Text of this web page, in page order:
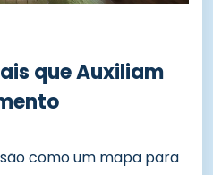
que Auxiliam
são como um mapa para